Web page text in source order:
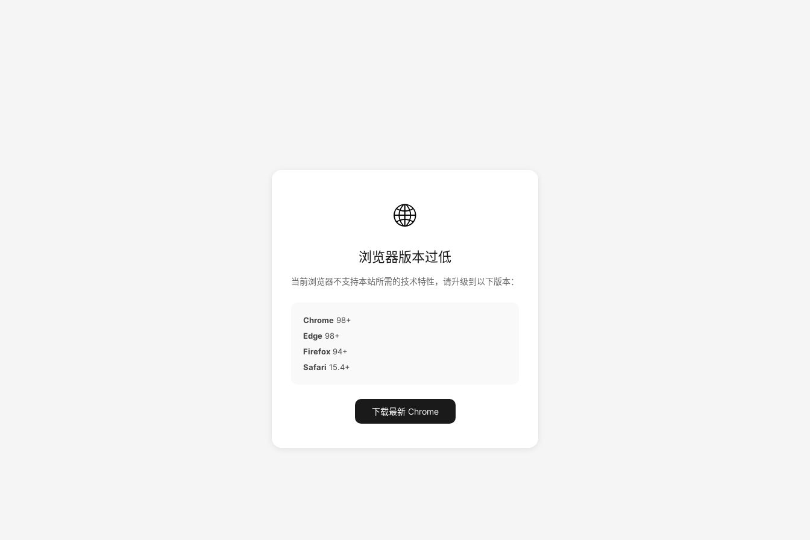
🌐
浏览器版本过低
当前浏览器不支持本站所需的技术特性，请升级到以下版本：
Chrome 98+
Edge 98+
Firefox 94+
Safari 15.4+
下载最新 Chrome